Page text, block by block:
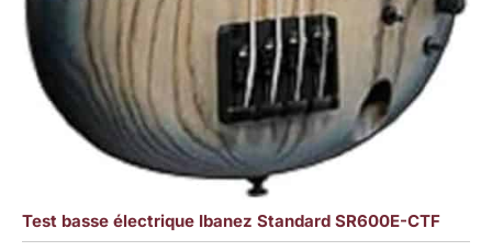
Test basse électrique Ibanez Standard SR600E-CTF